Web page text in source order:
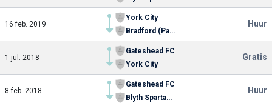
16 feb. 2019
York City
Bradford (Park Avenue)
Huur
1 jul. 2018
Gateshead FC
York City
Gratis
8 feb. 2018
Gateshead FC
Blyth Spartans AFC
Huur